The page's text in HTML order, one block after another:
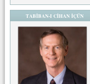
TABİBAN-I CİHAN İÇÜN